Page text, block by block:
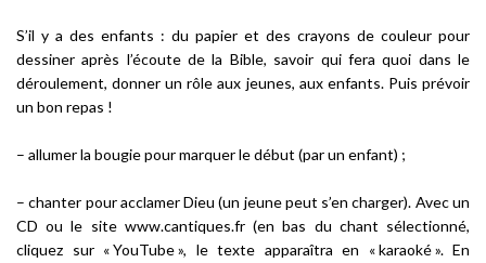
S’il y a des enfants : du papier et des crayons de couleur pour
dessiner après l’écoute de la Bible, savoir qui fera quoi dans le
déroulement, donner un rôle aux jeunes, aux enfants. Puis prévoir
un bon repas !
– allumer la bougie pour marquer le début (par un enfant) ;
– chanter pour acclamer Dieu (un jeune peut s’en charger). Avec un
CD ou le site www.cantiques.fr (en bas du chant sélectionné,
cliquez sur « YouTube », le texte apparaîtra en « karaoké ». En